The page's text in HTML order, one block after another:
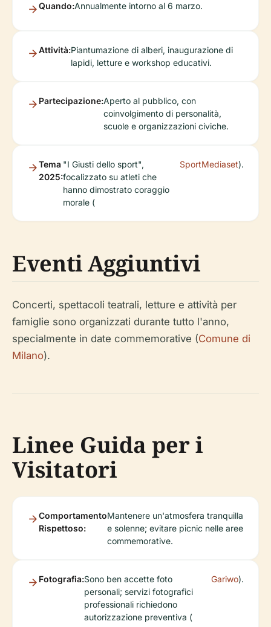
Quando:Annualmente intorno al 6 marzo.
Attività:Piantumazione di alberi, inaugurazione di
lapidi, letture e workshop educativi.
Partecipazione:Aperto al pubblico, con
coinvolgimento di personalità,
scuole e organizzazioni civiche.
Tema
2025:
"I Giusti dello sport",
focalizzato su atleti che
hanno dimostrato coraggio
morale (
SportMediaset).
Eventi Aggiuntivi
Concerti, spettacoli teatrali, letture e attività per
famiglie sono organizzati durante tutto l'anno,
specialmente in date commemorative (Comune di
Milano).
Linee Guida per i
Visitatori
Comportamento
Rispettoso:
Mantenere un'atmosfera tranquilla
e solenne; evitare picnic nelle aree
commemorative.
Fotografia:Sono ben accette foto
personali; servizi fotografici
professionali richiedono
autorizzazione preventiva (
Gariwo).